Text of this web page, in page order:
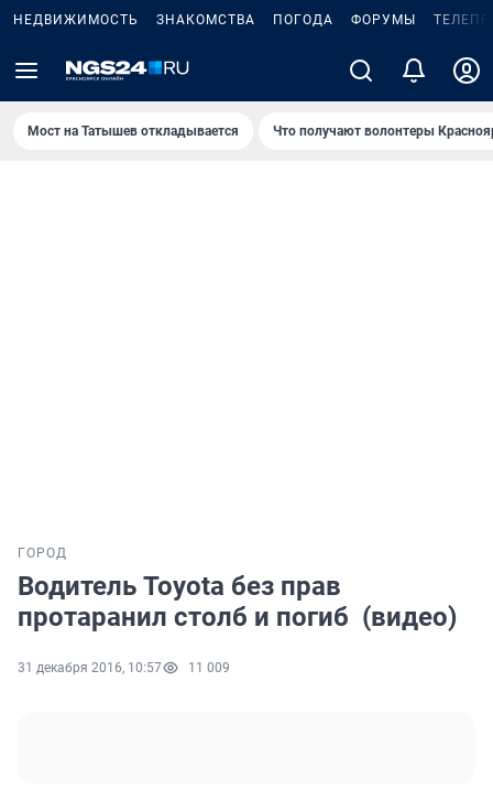
НЕДВИЖИМОСТЬ ЗНАКОМСТВА ПОГОДА ФОРУМЫ
Мост на Татышев откладывается Что получают волонтеры
ГОРОД
Водитель Toyota без прав
протаранил столб и погиб (видео)
31 декабря 2016, 10:57 11 009